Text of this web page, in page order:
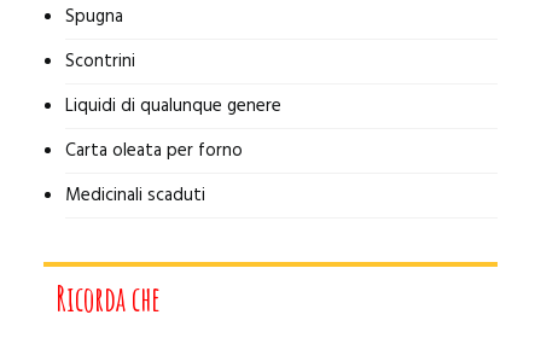
Spugna
Scontrini
Liquidi di qualunque genere
Carta oleata per forno
Medicinali scaduti
Ricorda che